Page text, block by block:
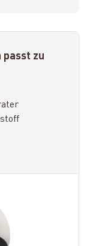
passt zu